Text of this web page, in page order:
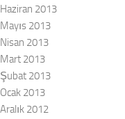
Haziran 2013
Mayıs 2013
Nisan 2013
Mart 2013
Şubat 2013
Ocak 2013
Aralık 2012